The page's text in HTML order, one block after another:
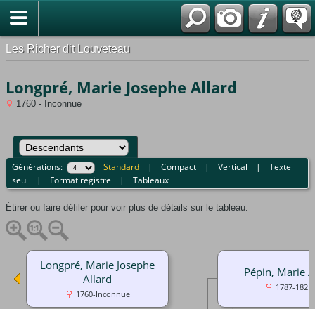
Les Richer dit Louveteau
Longpré, Marie Josephe Allard
1760 - Inconnue
Générations: Standard |Compact |Vertical |Texte
seul | Format registre |Tableaux
Étirer ou faire défiler pour voir plus de détails sur le tableau.
Pépin, Marie
1787-1821
Longpré, Marie Josephe
Allard
1760-Inconnue